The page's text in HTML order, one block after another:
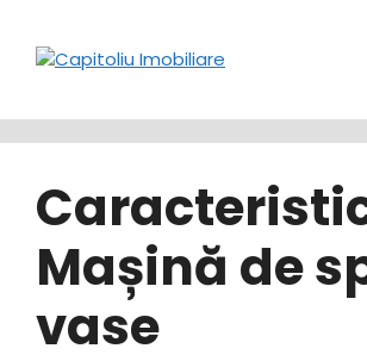
conținut
Mașină de
vase